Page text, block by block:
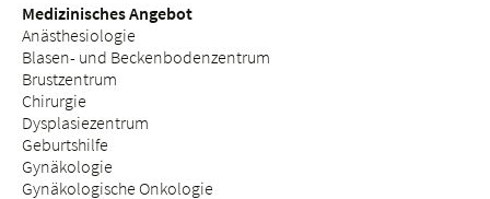
Medizinisches Angebot
Anästhesiologie
Blasen- und Beckenbodenzentrum
Brustzentrum
Chirurgie
Dysplasiezentrum
Geburtshilfe
Gynäkologie
Gynäkologische Onkologie